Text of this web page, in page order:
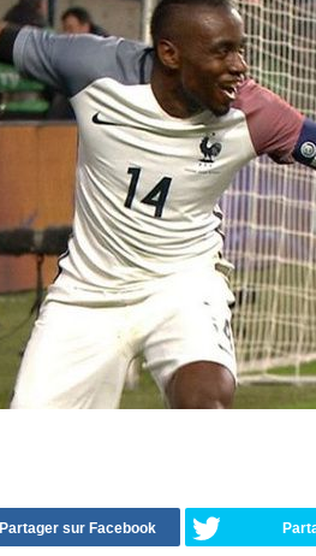
Partager sur Facebook